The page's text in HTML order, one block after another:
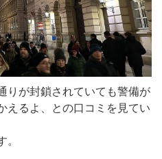
りが封鎖されていても警備が
えるよ、との口コミを見てい
。